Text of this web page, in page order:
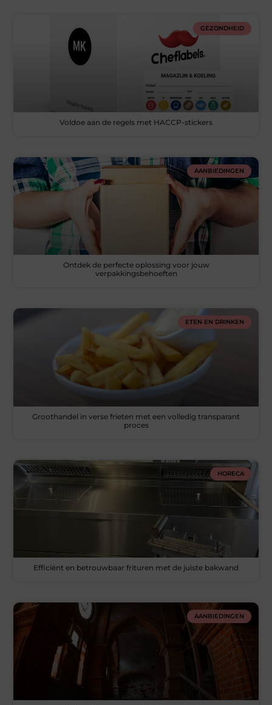
GEZONDHEID
Voldoe aan de regels met HACCP-stickers
AANBIEDINGEN
Ontdek de perfecte oplossing voor jouw
verpakkingsbehoeften
ETEN EN DRINKEN
Groothandel in verse frieten met een volledig transparant
proces
HORECA
Efficiënt en betrouwbaar frituren met de juiste bakwand
AANBIEDINGEN